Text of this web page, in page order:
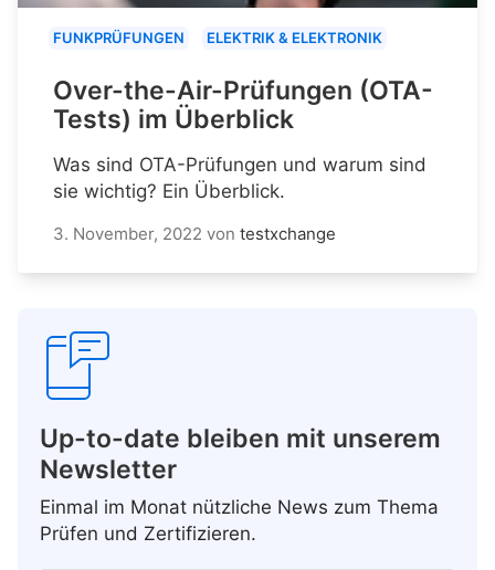
FUNKPRÜFUNGEN ELEKTRIK & ELEKTRONIK
Over-the-Air-Prüfungen (OTA-
Tests) im Überblick
Was sind OTA-Prüfungen und warum sind
sie wichtig? Ein Überblick.
3. November, 2022 von testxchange
Up-to-date bleiben mit unserem
Newsletter
Einmal im Monat nützliche News zum Thema
Prüfen und Zertifizieren.